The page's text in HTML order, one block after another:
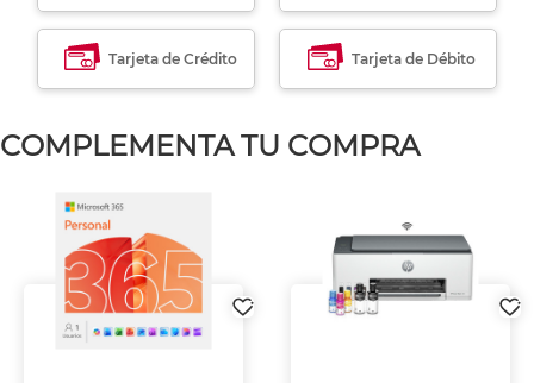
Tarjeta de Crédito Tarjeta de Débito
COMPLEMENTA TU COMPRA